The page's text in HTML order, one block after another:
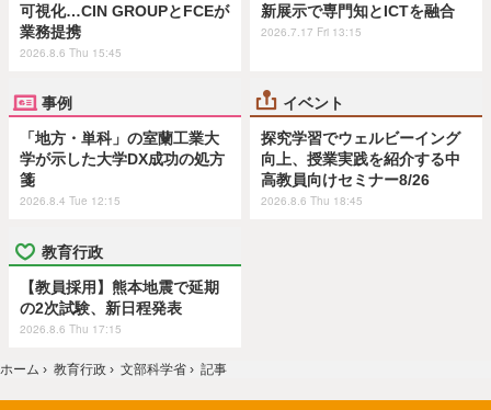
可視化…CIN GROUPとFCEが
業務提携
2026.8.6 Thu 15:45
新展示で専門知とICTを融合
2026.7.17 Fri 13:15
事例
「地方・単科」の室蘭工業大
学が示した大学DX成功の処方
箋
2026.8.4 Tue 12:15
イベント
探究学習でウェルビーイング
向上、授業実践を紹介する中
高教員向けセミナー8/26
2026.8.6 Thu 18:45
教育行政
【教員採用】熊本地震で延期
の2次試験、新日程発表
2026.8.6 Thu 17:15
ホーム › 教育行政 › 文部科学省 › 記事